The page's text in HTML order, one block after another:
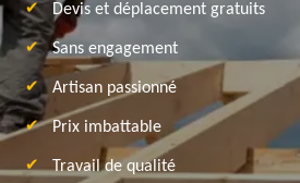
Devis et déplacement gratuits
Sans engagement
Artisan passionné
Prix imbattable
Travail de qualité